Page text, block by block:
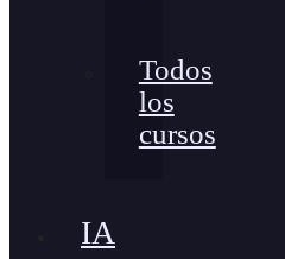
Todos
los
cursos
IA